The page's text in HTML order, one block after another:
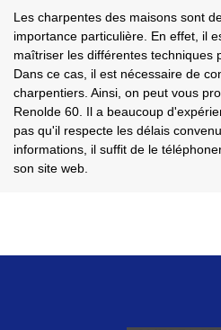
Les charpentes des maisons sont
importance particulière. En effet, il
maîtriser les différentes techniques
Dans ce cas, il est nécessaire de
charpentiers. Ainsi, on peut vous
Renolde 60. Il a beaucoup
pas qu'il respecte les délais
informations, il suffit de le
son site web.